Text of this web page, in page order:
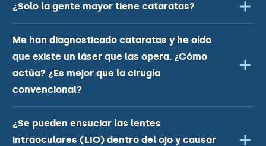
¿Solo la gente mayor tiene cataratas?
Me han diagnosticado cataratas y he oído
que existe un láser que las opera. ¿Cómo
actúa? ¿Es mejor que la cirugía
convencional?
¿Se pueden ensuciar las lentes
intraoculares (LIO) dentro del ojo y causar